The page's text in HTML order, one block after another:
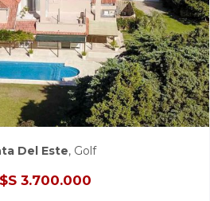
EN VENTA
Del Este, Golf
3.700.000